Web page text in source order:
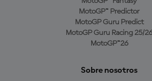
MotoGP™ Predictor
MotoGP Guru Predict
MotoGP Guru Racing 25/26
MotoGP™26
Sobre nosotros